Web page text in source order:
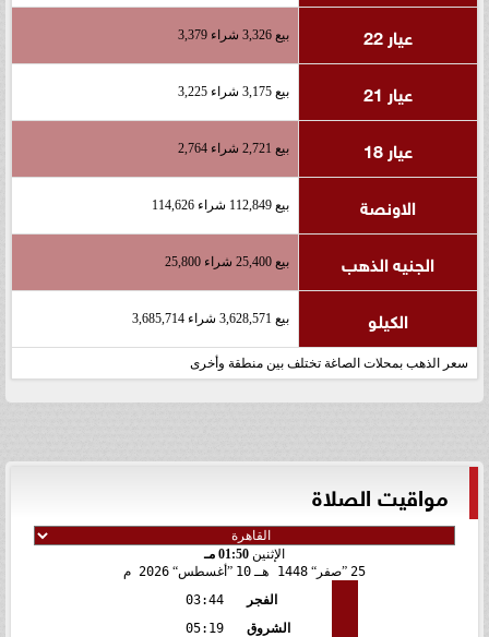
عيار 22 بيع 3,326 شراء 3,379
عيار 21 بيع 3,175 شراء 3,225
عيار 18 بيع 2,721 شراء 2,764
الاونصة بيع 112,849 شراء 114,626
الجنيه الذهب بيع 25,400 شراء 25,800
الكيلو بيع 3,628,571 شراء 3,685,714
سعر الذهب بمحلات الصاغة تختلف بين منطقة وأخرى
مواقيت الصلاة
الإثنين 01:50 مـ
25
صفر 1448 هـ 10 أغسطس 2026 م
الفجر
03:44
الشروق
05:19